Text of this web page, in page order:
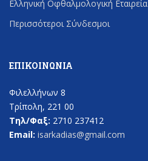
Ελληνική Οφθαλμολογική Εταιρεία
Περισσότεροι Σύνδεσμοι
ΕΠΙΚΟΙΝΩΝΊΑ
Φιλελλήνων 8
Τρίπολη, 221 00
Τηλ/Φαξ: 2710 237412
Email: isarkadias@gmail.com